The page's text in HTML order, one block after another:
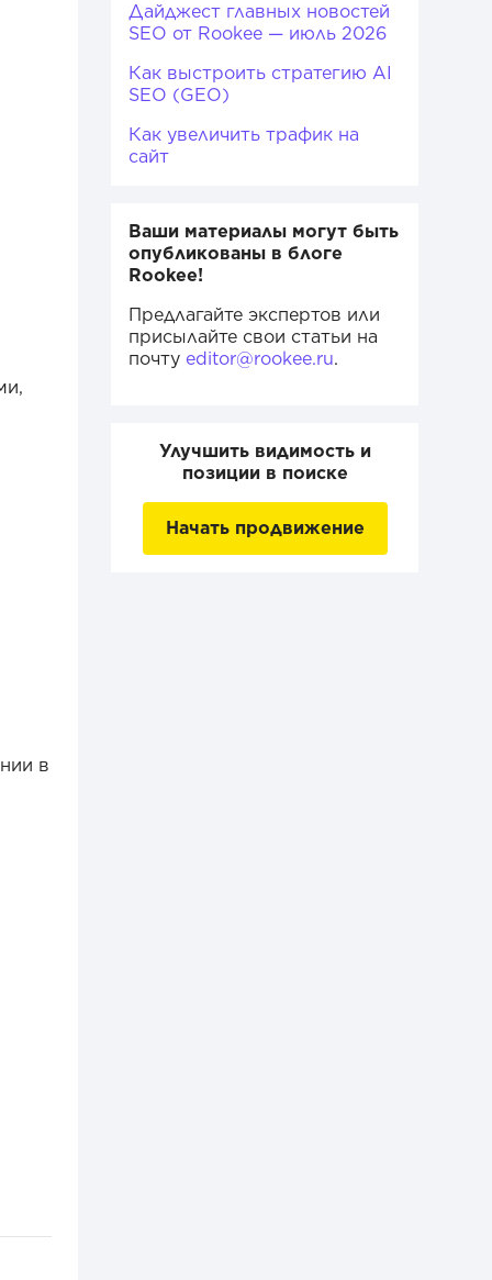
в
Дайджест главных новостей
SEO от Rookee — июль 2026
Как выстроить стратегию AI
SEO (GEO)
Как увеличить трафик на
сайт
Ваши материалы могут быть
опубликованы в блоге
Rookee!
Предлагайте экспертов или
присылайте свои статьи на
почту editor@rookee.ru.
Улучшить видимость и
позиции в поиске
Начать продвижение